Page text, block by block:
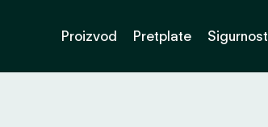
Proizvod Pretplate Sigurnost